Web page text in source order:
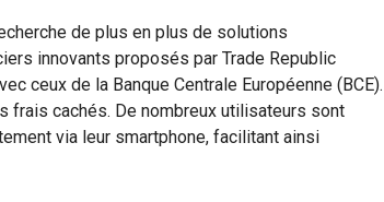
de plus en plus de solutions
innovants proposés par Trade Republic
ceux de la Banque Centrale Européenne (BCE).
frais cachés. De nombreux utilisateurs sont
via leur smartphone, facilitant ainsi